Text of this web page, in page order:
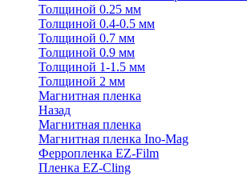
Толщиной 0.25 мм
Толщиной 0.4-0.5 мм
Толщиной 0.7 мм
Толщиной 0.9 мм
Толщиной 1-1.5 мм
Толщиной 2 мм
Магнитная пленка
Назад
Магнитная пленка
Магнитная пленка Ino-Mag
Ферропленка EZ-Film
Пленка EZ-Cling